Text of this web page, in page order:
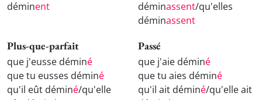
déminent déminassent/qu'elles
déminassent
Plus-que-parfait
que j'eusse déminé
que tu eusses déminé
qu'il eût déminé/qu'elle
Passé
que j'aie déminé
que tu aies déminé
qu'il ait déminé/qu'elle ait